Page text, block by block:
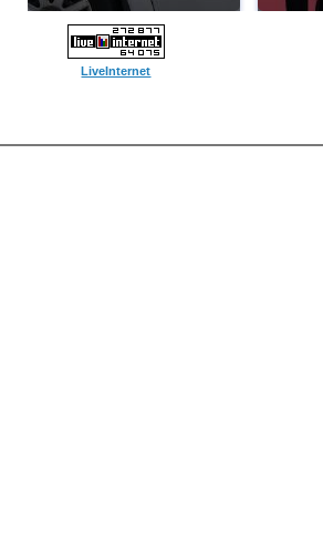
LiveInternet